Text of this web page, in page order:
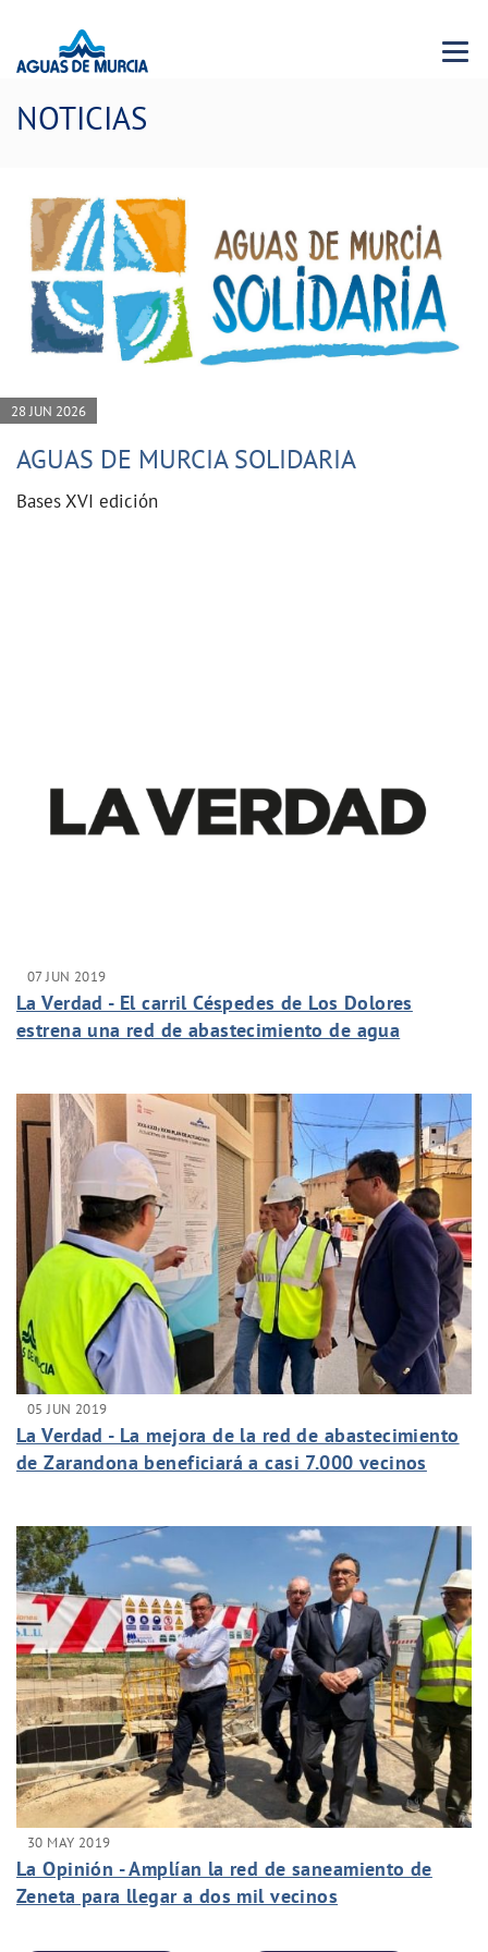
Menu
NOTICIAS
28 JUN 2026
AGUAS DE MURCIA SOLIDARIA
Bases XVI edición
07 JUN 2019
La Verdad - El carril Céspedes de Los Dolores
estrena una red de abastecimiento de agua
05 JUN 2019
La Verdad - La mejora de la red de abastecimiento
de Zarandona beneficiará a casi 7.000 vecinos
30 MAY 2019
La Opinión - Amplían la red de saneamiento de
Zeneta para llegar a dos mil vecinos